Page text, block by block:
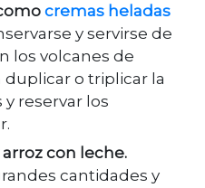
cremas heladas
y servirse de
los volcanes de
o triplicar la
reservar los
con leche.
cantidades y